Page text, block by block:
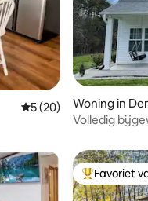
Gemiddelde
5 (20)
Woning in
Volledig
Topfavoriet
Favoriet